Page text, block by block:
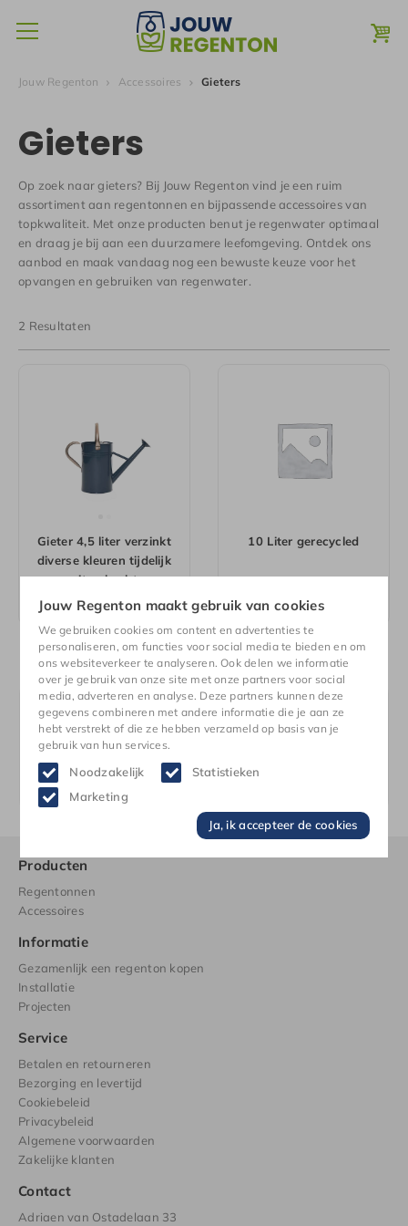
Jouw Regenton maakt gebruik van cookies
We gebruiken cookies om content en advertenties te
personaliseren, om functies voor social media te bieden en om
ons websiteverkeer te analyseren. Ook delen we informatie
over je gebruik van onze site met onze partners voor social
media, adverteren en analyse. Deze partners kunnen deze
gegevens combineren met andere informatie die je aan ze
hebt verstrekt of die ze hebben verzameld op basis van je
gebruik van hun services.
Noodzakelijk
Statistieken
Marketing
Ja, ik accepteer de cookies
Jouw Regenton Accessoires Gieters
Gieters
Op zoek naar gieters? Bij Jouw Regenton vind je een ruim
assortiment aan regentonnen en bijpassende accessoires van
topkwaliteit. Met onze producten benut je regenwater optimaal
en draag je bij aan een duurzamere leefomgeving. Ontdek ons
aanbod en maak vandaag nog een bewuste keuze voor het
opvangen en gebruiken van regenwater.
2 Resultaten
Gieter 4,5 liter verzinkt
diverse kleuren tijdelijk
uitverkocht
Vanaf€34,99
10 Liter gerecycled
€20,99
Hulp of advies?
Hulp of advies nodig bij het uitzoeken van onze gieters?
Neem dancontactmet ons op!
Neem contact met ons op
Producten
Regentonnen
Accessoires
Informatie
Gezamenlijk een regenton kopen
Installatie
Projecten
Service
Betalen en retourneren
Bezorging en levertijd
Cookiebeleid
Privacybeleid
Algemene voorwaarden
Zakelijke klanten
Contact
Adriaen van Ostadelaan 33